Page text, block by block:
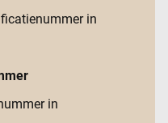
in
in